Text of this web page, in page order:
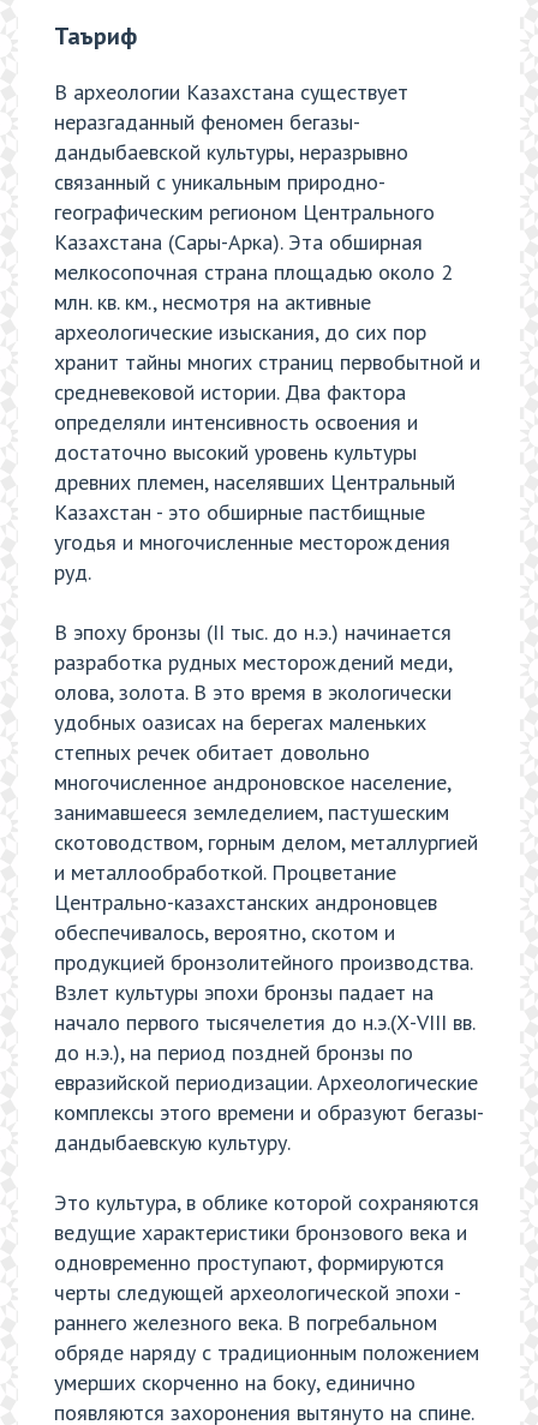
Таъриф
В археологии Казахстана существует
неразгаданный феномен бегазы-
дандыбаевской культуры, неразрывно
связанный с уникальным природно-
географическим регионом Центрального
Казахстана (Сары-Арка). Эта обширная
мелкосопочная страна площадью около 2
млн. кв. км., несмотря на активные
археологические изыскания, до сих пор
хранит тайны многих страниц первобытной и
средневековой истории. Два фактора
определяли интенсивность освоения и
достаточно высокий уровень культуры
древних племен, населявших Центральный
Казахстан - это обширные пастбищные
угодья и многочисленные месторождения
руд.
В эпоху бронзы (II тыс. до н.э.) начинается
разработка рудных месторождений меди,
олова, золота. В это время в экологически
удобных оазисах на берегах маленьких
степных речек обитает довольно
многочисленное андроновское население,
занимавшееся земледелием, пастушеским
скотоводством, горным делом, металлургией
и металлообработкой. Процветание
Центрально-казахстанских андроновцев
обеспечивалось, вероятно, скотом и
продукцией бронзолитейного производства.
Взлет культуры эпохи бронзы падает на
начало первого тысячелетия до н.э.(Х-VIII вв.
до н.э.), на период поздней бронзы по
евразийской периодизации. Археологические
комплексы этого времени и образуют бегазы-
дандыбаевскую культуру.
Это культура, в облике которой сохраняются
ведущие характеристики бронзового века и
одновременно проступают, формируются
черты следующей археологической эпохи -
раннего железного века. В погребальном
обряде наряду с традиционным положением
умерших скорченно на боку, единично
появляются захоронения вытянуто на спине.